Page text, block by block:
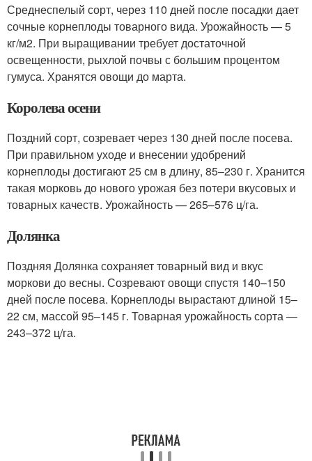
Среднеспелый сорт, через 110 дней после посадки дает
сочные корнеплоды товарного вида. Урожайность — 5
кг/м2. При выращивании требует достаточной
освещенности, рыхлой почвы с большим процентом
гумуса. Хранятся овощи до марта.
Королева осени
Поздний сорт, созревает через 130 дней после посева.
При правильном уходе и внесении удобрений
корнеплоды достигают 25 см в длину, 85–230 г. Хранится
такая морковь до нового урожая без потери вкусовых и
товарных качеств. Урожайность — 265–576 ц/га.
Долянка
Поздняя Долянка сохраняет товарный вид и вкус
моркови до весны. Созревают овощи спустя 140–150
дней после посева. Корнеплоды вырастают длиной 15–
22 см, массой 95–145 г. Товарная урожайность сорта —
243–372 ц/га.